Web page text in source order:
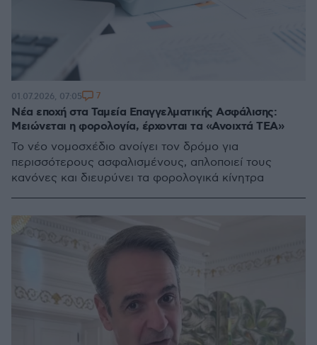
Νέα εποχή στα Ταμεία Επαγγελματικής Ασφάλισης:
Μειώνεται η φορολογία, έρχονται τα «Ανοιχτά ΤΕΑ»
Το νέο νομοσχέδιο ανοίγει τον δρόμο για
περισσότερους ασφαλισμένους, απλοποιεί τους
κανόνες και διευρύνει τα φορολογικά κίνητρα
01.07.2026, 07:05 7